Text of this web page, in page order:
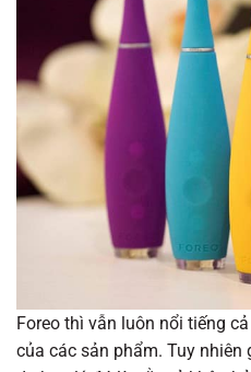
Foreo thì vẫn luôn nổi tiếng
của các sản phẩm. Tuy